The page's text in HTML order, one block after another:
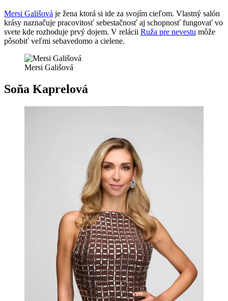
Mersi Gališová je žena ktorá si ide za svojím cieľom. Vlastný salón
krásy naznačuje pracovitosť sebestačnosť aj schopnosť fungovať vo
svete kde rozhoduje prvý dojem. V relácii Ruža pre nevestu môže
pôsobiť veľmi sebavedomo a cielene.
Mersi Gališová
Soňa Kaprelová